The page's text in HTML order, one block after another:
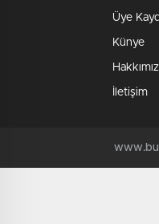
Üye
Künye
İletişim